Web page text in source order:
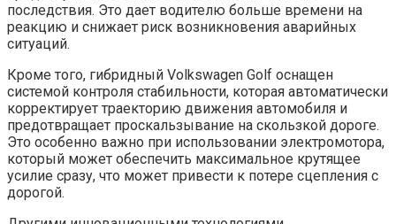
последствия. Это дает водителю больше времени на
реакцию и снижает риск возникновения аварийных
ситуаций.
Кроме того, гибридный Volkswagen Golf оснащен
системой контроля стабильности, которая автоматически
корректирует траекторию движения автомобиля и
предотвращает проскальзывание на скользкой дороге.
Это особенно важно при использовании электромотора,
который может обеспечить максимальное крутящее
усилие сразу, что может привести к потере сцепления с
дорогой.